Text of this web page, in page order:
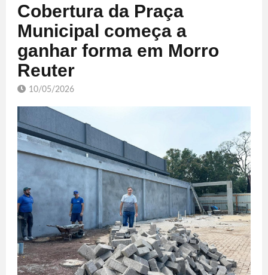
Cobertura da Praça
Municipal começa a
ganhar forma em Morro
Reuter
10/05/2026